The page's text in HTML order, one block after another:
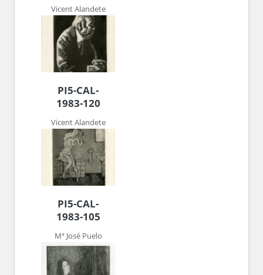
Vicent Alandete
PI5-CAL-
1983-120
Vicent Alandete
PI5-CAL-
1983-105
Mª José Puelo